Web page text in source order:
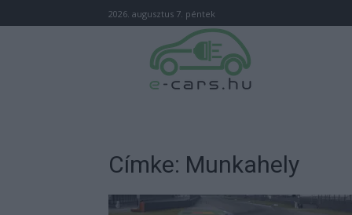
2026. augusztus 7. péntek
Címke: Munkahely